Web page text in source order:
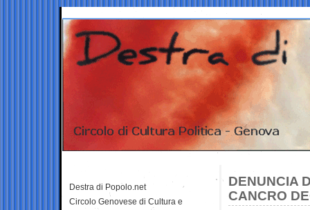
DENUNCIA
CANCRO
Destra di Popolo.net
Circolo Genovese di Cultura e